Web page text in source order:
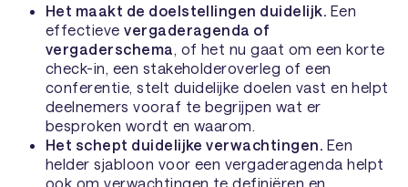
Het maakt de doelstellingen duidelijk. Een
effectievevergaderagenda of
vergaderschema , of het nu gaat om een korte
check-in, een stakeholderoverleg of een
conferentie, stelt duidelijke doelen vast en helpt
deelnemers vooraf te begrijpen wat er
besproken wordt en waarom
Het schept duidelijke verwachtingen. Een
helder sjabloon voor een vergaderagenda helpt
ook om verwachtingen te definiëren en